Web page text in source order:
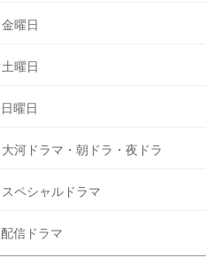
金曜日
土曜日
日曜日
大河ドラマ・朝ドラ・夜ドラ
スペシャルドラマ
配信ドラマ